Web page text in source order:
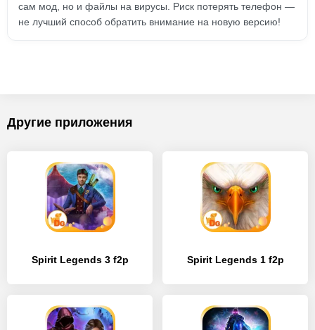
сам мод, но и файлы на вирусы. Риск потерять телефон —
не лучший способ обратить внимание на новую версию!
Другие приложения
Spirit Legends 3 f2p Spirit Legends 1 f2p